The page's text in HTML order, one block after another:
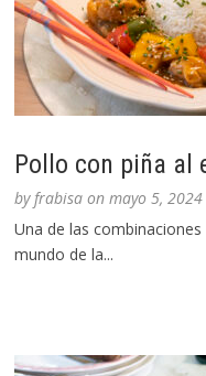
Pollo con piña al
byfrabisa onmayo 5, 2024
Una de las
mundo de la...